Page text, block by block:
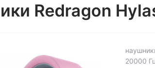
Redragon
20000